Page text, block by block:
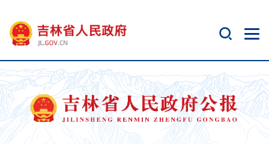
开
无
障
碍
说
明